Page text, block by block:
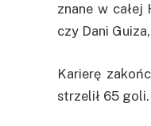
znane w
czy Dani
Karierę
strzelił 65 goli.